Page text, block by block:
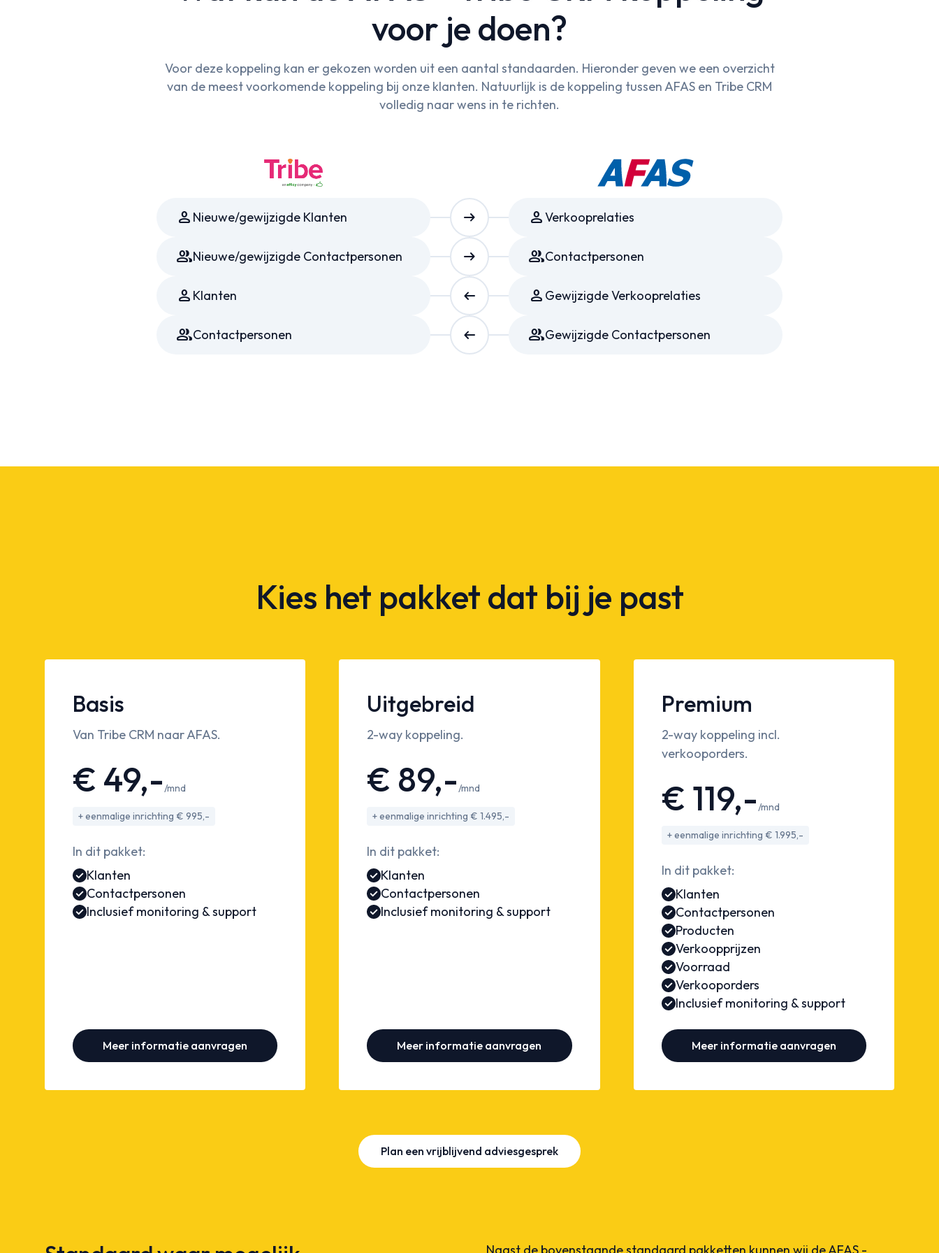
voor je doen?
Voor deze koppeling kan er gekozen worden uit een aantal standaarden. Hieronder geven we een overzicht
van de meest voorkomende koppeling bij onze klanten. Natuurlijk is de koppeling tussen AFAS en Tribe CRM
volledig naar wens in te richten.
Person Nieuwe/gewijzigde Klanten arrow_right_alt PersonVerkooprelaties
GroupNieuwe/gewijzigde Contactpersonen arrow_right_alt GroupContactpersonen
Person Klanten arrow_right_alt Person Gewijzigde Verkooprelaties
GroupContactpersonen arrow_right_alt GroupGewijzigde Contactpersonen
Kies het pakket dat bij je past
Basis
Van Tribe CRM naar AFAS.
€ 49,-/mnd
+ eenmalige inrichting € 995,-
In dit pakket:
Klanten
Contactpersonen
Inclusief monitoring & support
Meer informatie aanvragen
Uitgebreid
2-way koppeling.
€ 89,-/mnd
+ eenmalige inrichting € 1.495,-
In dit pakket:
Klanten
Contactpersonen
Inclusief monitoring & support
Meer informatie aanvragen
Premium
2-way koppeling incl.
verkooporders.
€ 119,-/mnd
+ eenmalige inrichting € 1.995,-
In dit pakket:
Klanten
Contactpersonen
Producten
Verkoopprijzen
Voorraad
Verkooporders
Inclusief monitoring & support
Meer informatie aanvragen
Plan een vrijblijvend adviesgesprek